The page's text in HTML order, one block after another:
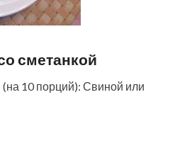
сметанкой
10 порций): Свиной или